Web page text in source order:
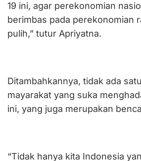
19 ini, agar perekonomian
berimbas pada perekonomian
pulih,” tutur Apriyatna.
Ditambahkannya, tidak ada
mayarakat yang suka
ini, yang juga merupakan
“Tidak hanya kita Indonesia